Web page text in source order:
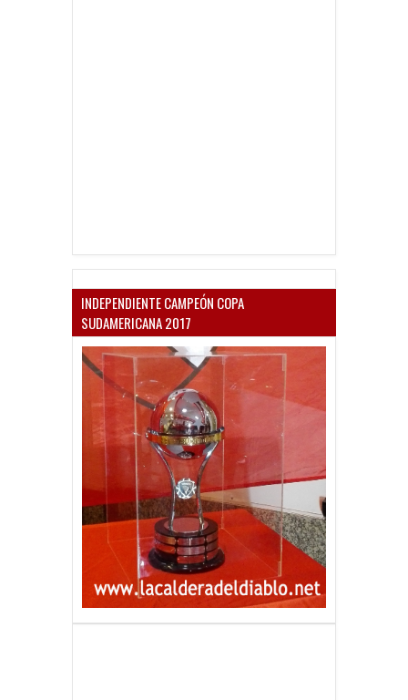
INDEPENDIENTE CAMPEÓN COPA
SUDAMERICANA 2017